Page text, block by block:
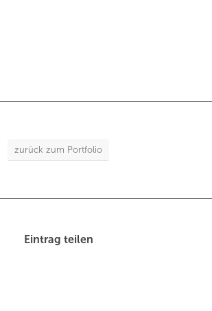
zurück zum Portfolio
Eintrag teilen